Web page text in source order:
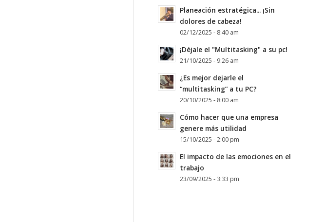
Planeación estratégica... ¡Sin
dolores de cabeza!
02/12/2025 - 8:40 am
¡Déjale el "Multitasking" a su pc!
21/10/2025 - 9:26 am
¿Es mejor dejarle el
“multitasking” a tu PC?
20/10/2025 - 8:00 am
Cómo hacer que una empresa
genere más utilidad
15/10/2025 - 2:00 pm
El impacto de las emociones en el
trabajo
23/09/2025 - 3:33 pm